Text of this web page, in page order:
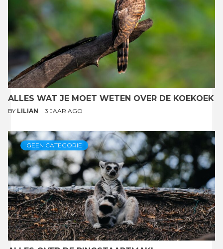
ALLES WAT JE MOET WETEN OVER DE KOEKOEK
BY LILIAN 3 JAAR AGO
GEEN CATEGORIE